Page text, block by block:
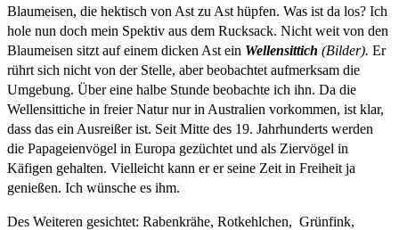
Blaumeisen, die hektisch von Ast zu Ast hüpfen. Was ist da los? Ich
hole nun doch mein Spektiv aus dem Rucksack. Nicht weit von den
Blaumeisen sitzt auf einem dicken Ast ein Wellensittich (Bilder). Er
rührt sich nicht von der Stelle, aber beobachtet aufmerksam die
Umgebung. Über eine halbe Stunde beobachte ich ihn. Da die
Wellensittiche in freier Natur nur in Australien vorkommen, ist klar,
dass das ein Ausreißer ist. Seit Mitte des 19. Jahrhunderts werden
die Papageienvögel in Europa gezüchtet und als Ziervögel in
Käfigen gehalten. Vielleicht kann er er seine Zeit in Freiheit ja
genießen. Ich wünsche es ihm.
Des Weiteren gesichtet: Rabenkrähe, Rotkehlchen, Grünfink,